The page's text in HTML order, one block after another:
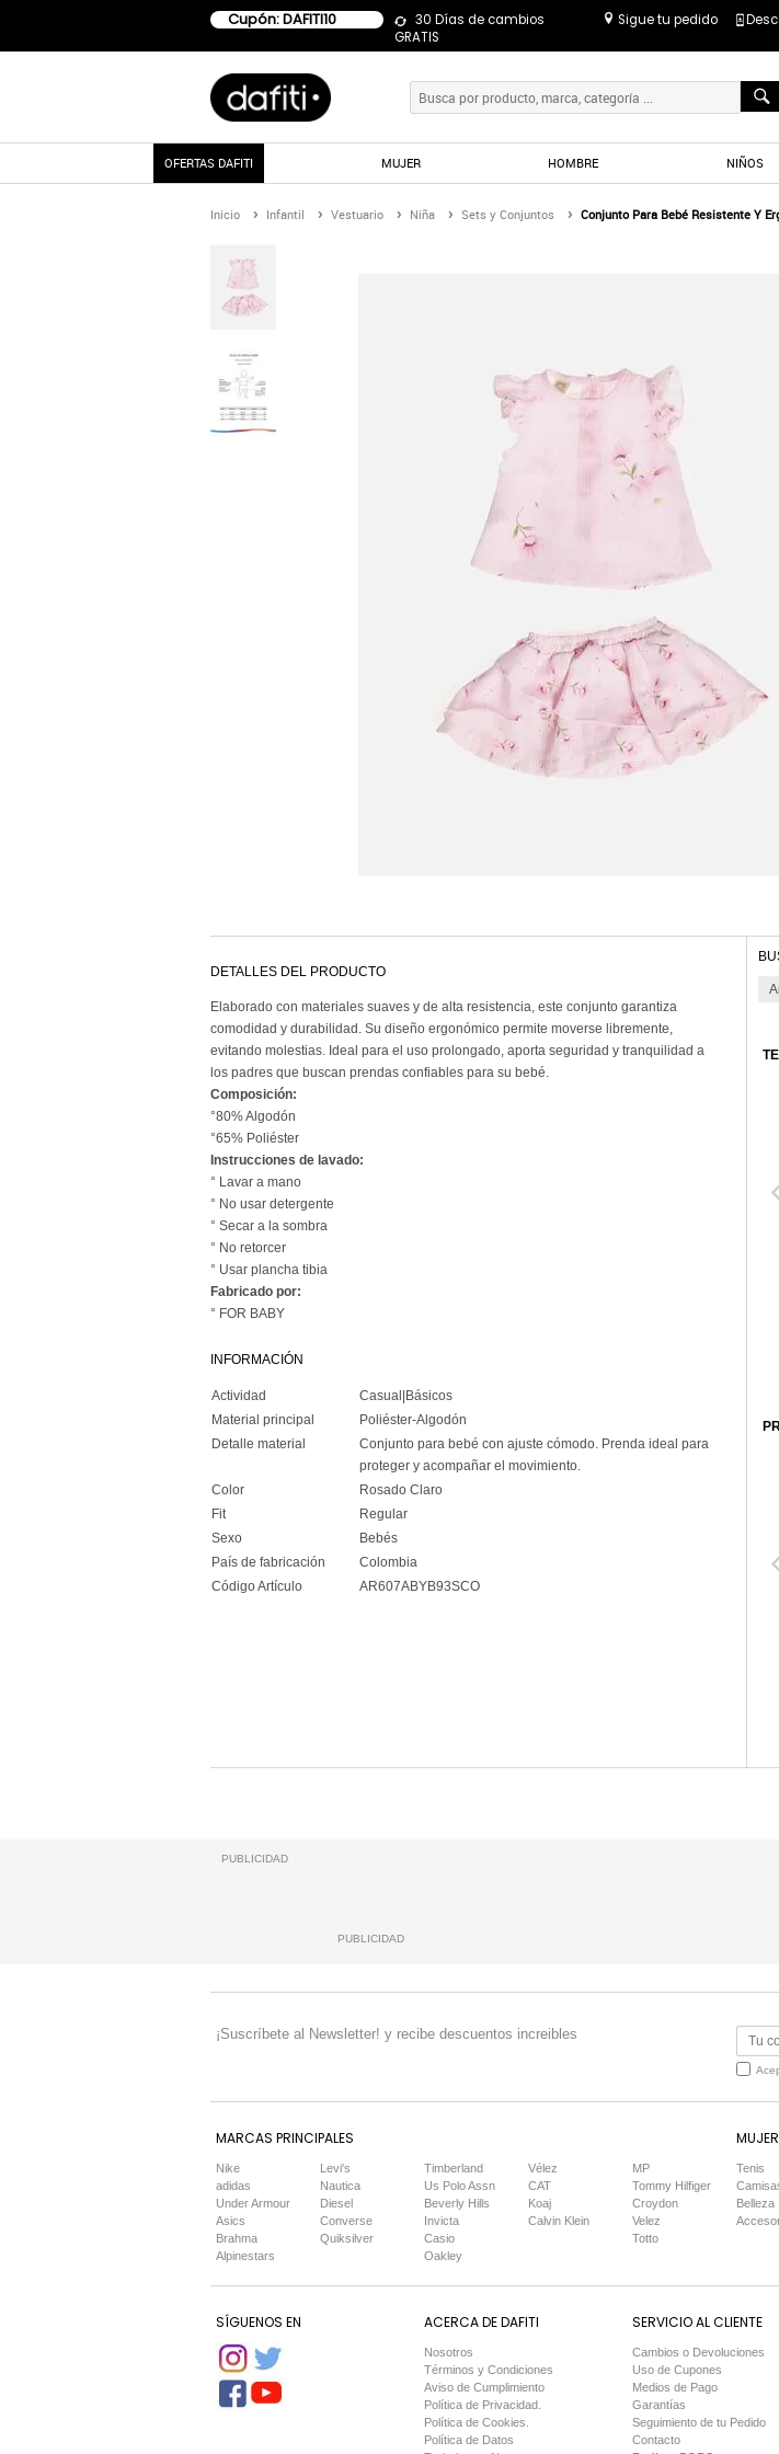
Cupón: DAFITI10
30 Días de cambios
GRATIS
Sigue tu pedido
OFERTAS DAFITI MUJER HOMBRE NIÑOS
Inicio Infantil Vestuario Niña Sets y Conjuntos Conjunto Para Bebé Resistente Y
DETALLES DEL PRODUCTO
Elaborado con materiales suaves y de alta resistencia, este conjunto garantiza
comodidad y durabilidad. Su diseño ergonómico permite moverse libremente,
evitando molestias. Ideal para el uso prolongado, aporta seguridad y tranquilidad a
los padres que buscan prendas confiables para su bebé.
Composición:
°80% Algodón
°65% Poliéster
Instrucciones de lavado:
° Lavar a mano
° No usar detergente
° Secar a la sombra
° No retorcer
° Usar plancha tibia
Fabricado por:
° FOR BABY
INFORMACIÓN
Actividad
Casual|Básicos
Material principal
Poliéster-Algodón
Detalle material
Conjunto para bebé con ajuste cómodo. Prenda ideal para
proteger y acompañar el movimiento.
Color
Rosado Claro
Fit
Regular
Sexo
Bebés
País de fabricación
Colombia
Código Artículo
AR607ABYB93SCO
PUBLICIDAD
PUBLICIDAD
¡Suscríbete al Newsletter! y recibe descuentos increibles
MARCAS PRINCIPALES
Nike
adidas
Under Armour
Asics
Brahma
Alpinestars
Levi's
Nautica
Diesel
Converse
Quiksilver
Timberland
Us Polo Assn
Beverly Hills
Invicta
Casio
Oakley
Vélez
CAT
Koaj
Calvin Klein
MP
Tommy Hilfiger
Croydon
Velez
Totto
MUJER
Tenis
Belleza
SÍGUENOS EN ACERCA DE DAFITI
Nosotros
Términos y Condiciones
Aviso de Cumplimiento
Política de Privacidad.
Política de Cookies.
Política de Datos
SERVICIO AL CLIENTE
Cambios o Devoluciones
Uso de Cupones
Medios de Pago
Garantías
Seguimiento de tu Pedido
Contacto